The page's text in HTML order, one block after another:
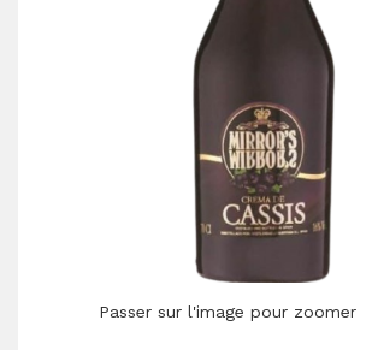
Passer sur l'image pour zoomer